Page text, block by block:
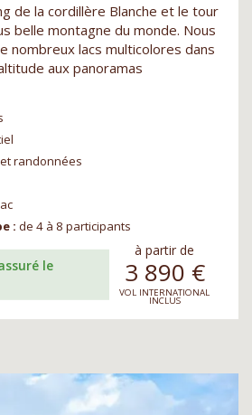
de la cordillère Blanche et le tour
belle montagne du monde. Nous
nombreux lacs multicolores dans
aux panoramas
randonnées
: de 4 à 8 participants
le
à partir de
3 890 €
VOL INTERNATIONAL
INCLUS